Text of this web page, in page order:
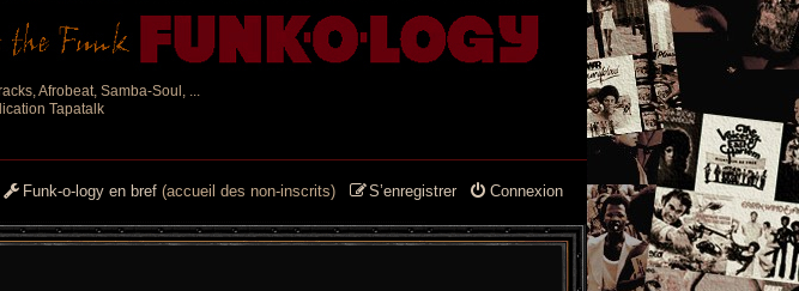
Afrobeat, Samba-Soul, ...
Tapatalk
Connexion
S’enregistrer
Funk-o-logy en bref (accueil des non-inscrits)